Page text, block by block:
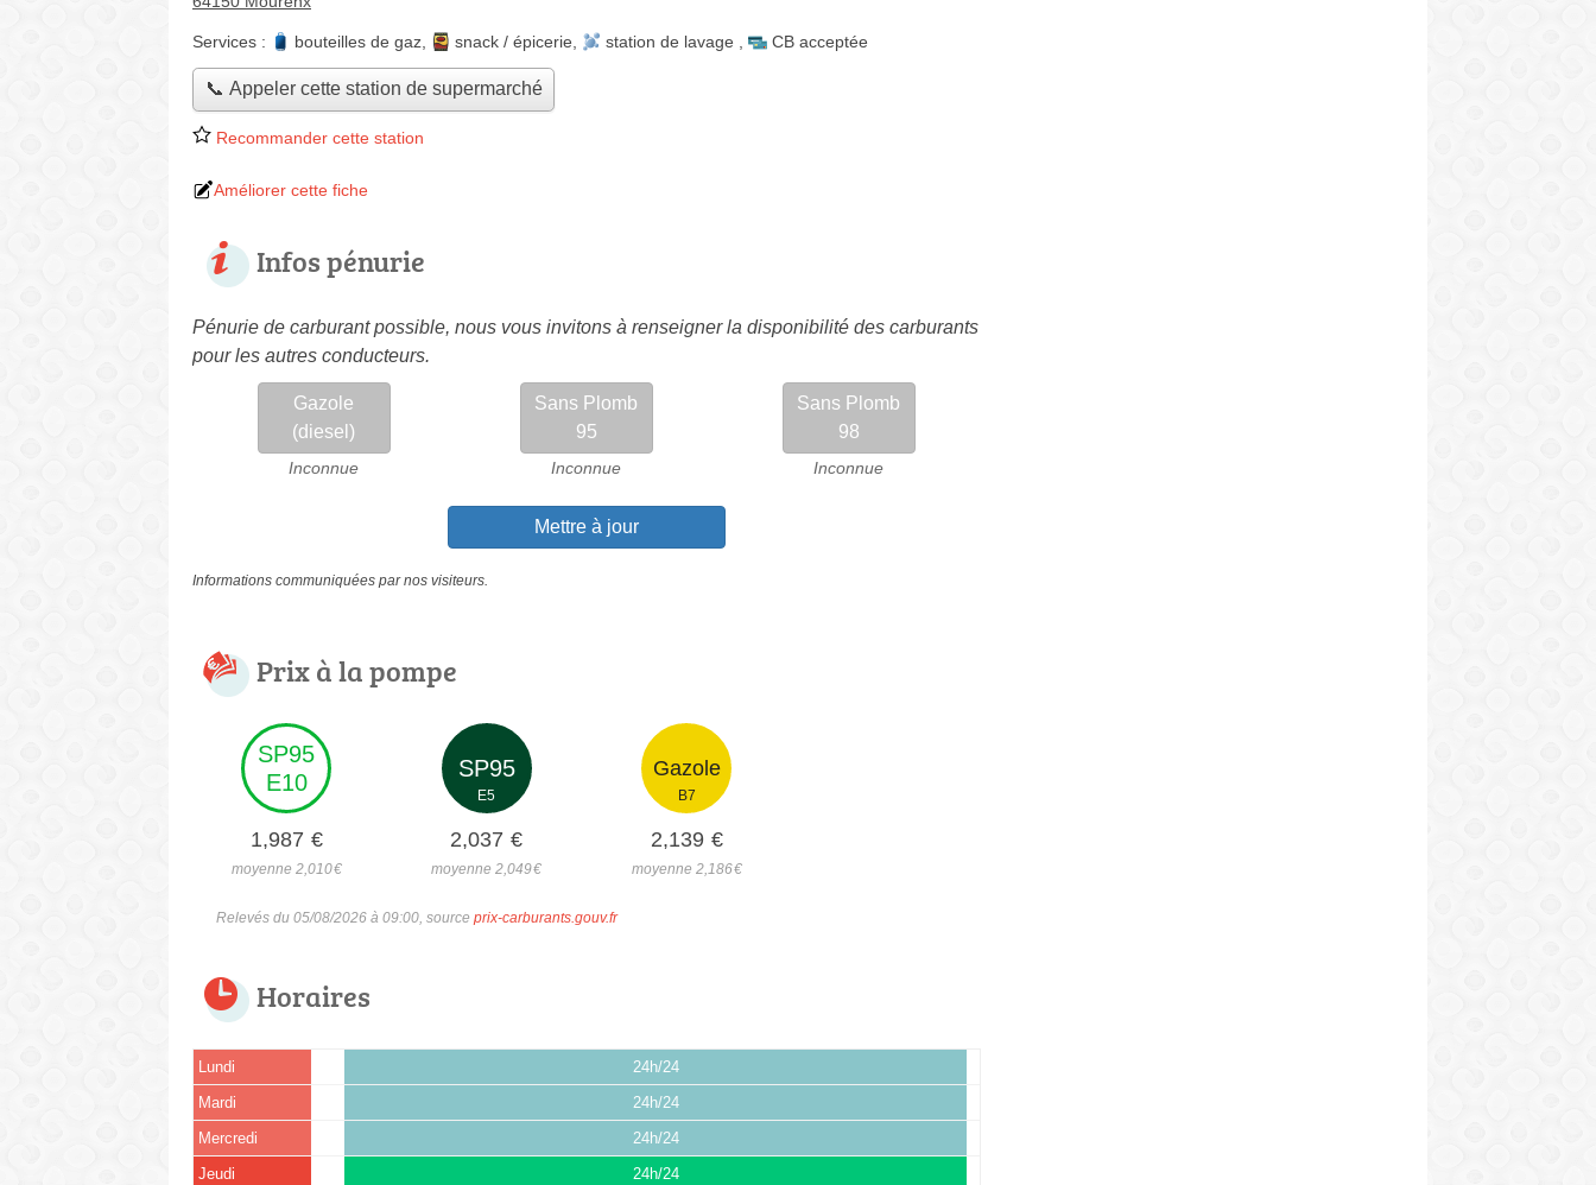
Services : bouteilles de gaz snack / épicerie station de lavage CB acceptée
📞 Appeler cette station de supermarché
Recommander cette station
Améliorer cette fiche
Infos pénurie
Pénurie de carburant possible, nous vous invitons à renseigner la disponibilité des carburants
pour les autres conducteurs.
Gazole
(diesel)
Inconnue
Sans Plomb
95
Inconnue
Sans Plomb
98
Inconnue
Mettre à jour
Informations communiquées par nos visiteurs.
Prix à la pompe
SP95
E10
1,987 €
moyenne 2,010€
SP95
E5
2,037 €
moyenne 2,049€
Gazole
B7
2,139 €
moyenne 2,186€
Relevés du 05/08/2026 à 09:00, source prix-carburants.gouv.fr
Horaires
Lundi 24h/24
Mardi 24h/24
Mercredi 24h/24
Jeudi 24h/24